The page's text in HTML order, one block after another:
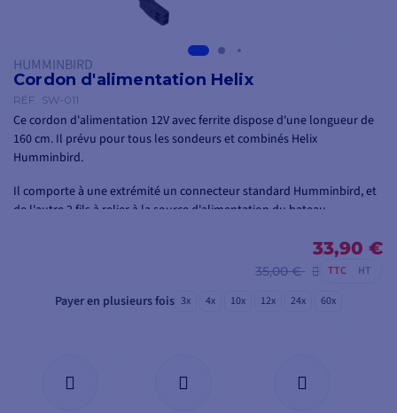
HUMMINBIRD
Cordon d'alimentation Helix
RÉF. SW-011
Ce cordon d'alimentation 12V avec ferrite dispose d'une longueur de
160 cm. Il prévu pour tous les sondeurs et combinés Helix
Humminbird.
Il comporte à une extrémité un connecteur standard Humminbird, et
de l'autre 2 fils à relier à la source d'alimentation du bateau.
33,90 €
35,00 € TTC HT
Payer en plusieurs fois 3x 4x 10x 12x 24x 60x